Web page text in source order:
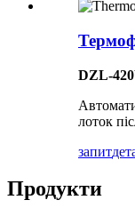
DZL-
лоток
запит
Продукти